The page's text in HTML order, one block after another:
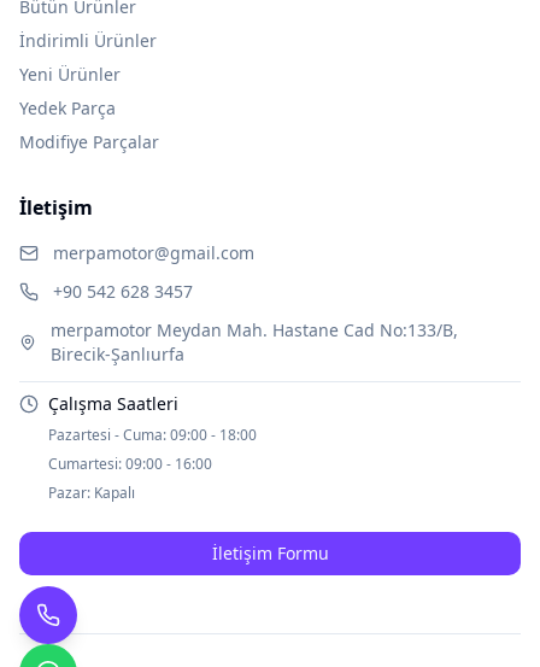
Bütün Ürünler
İndirimli Ürünler
Yeni Ürünler
Yedek Parça
Modifiye Parçalar
İletişim
merpamotor@gmail.com
+90 542 628 3457
merpamotor Meydan Mah. Hastane Cad No:133/B,
Birecik-Şanlıurfa
Çalışma Saatleri
Pazartesi - Cuma:09:00 - 18:00
Cumartesi:09:00 - 16:00
Pazar: Kapalı
İletişim Formu